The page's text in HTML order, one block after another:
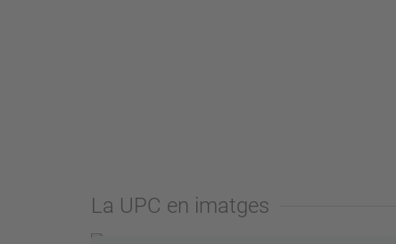
La UPC en imatges